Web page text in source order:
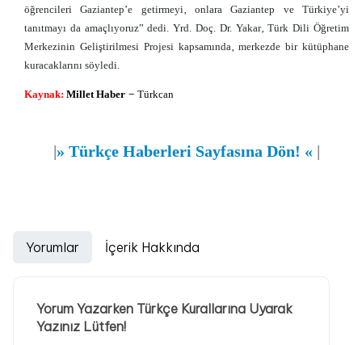
öğrencileri Gaziantep’e getirmeyi‚ onlara Gaziantep ve Türkiye’yi
tanıtmayı da amaçlıyoruz” dedi. Yrd. Doç. Dr. Yakar‚ Türk Dili Öğretim
Merkezinin Geliştirilmesi Projesi kapsamında‚ merkezde bir kütüphane
kuracaklarını söyledi.
Kaynak: Millet Haber – Türkcan
|» Türkçe Haberleri Sayfasına Dön! « |
Yorumlar İçerik Hakkında
Yorum Yazarken Türkçe Kurallarına Uyarak
Yazınız Lütfen!